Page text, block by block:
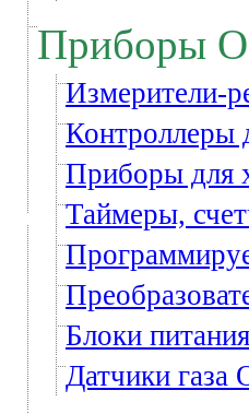
Приборы
Измерители-
Контроллеры
Приборы для
Таймеры,
Блоки
Датчики